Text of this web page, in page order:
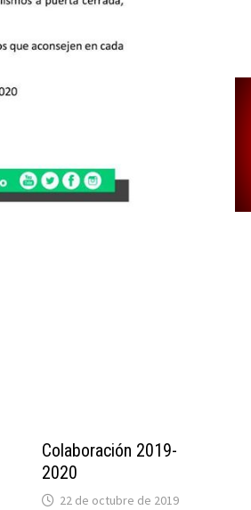
Colaboración 2019-
2020
22 de octubre de 2019